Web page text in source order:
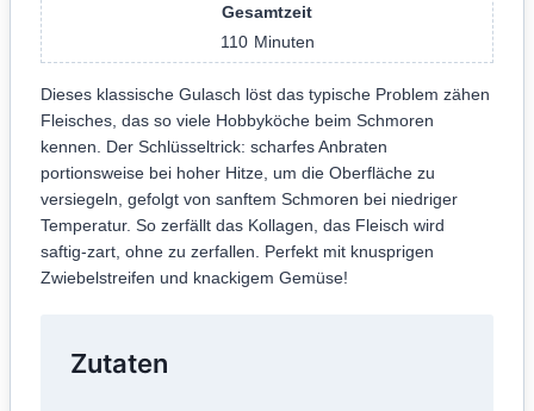
Gesamtzeit
110 Minuten
Dieses klassische Gulasch löst das typische Problem zähen
Fleisches, das so viele Hobbyköche beim Schmoren
kennen. Der Schlüsseltrick: scharfes Anbraten
portionsweise bei hoher Hitze, um die Oberfläche zu
versiegeln, gefolgt von sanftem Schmoren bei niedriger
Temperatur. So zerfällt das Kollagen, das Fleisch wird
saftig-zart, ohne zu zerfallen. Perfekt mit knusprigen
Zwiebelstreifen und knackigem Gemüse!
Zutaten